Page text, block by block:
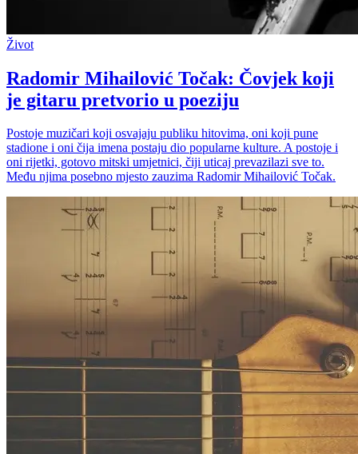
Život
Radomir Mihailović Točak: Čovjek koji
je gitaru pretvorio u poeziju
Postoje muzičari koji osvajaju publiku hitovima, oni koji pune
stadione i oni čija imena postaju dio popularne kulture. A postoje i
oni rijetki, gotovo mitski umjetnici, čiji uticaj prevazilazi sve to.
Među njima posebno mjesto zauzima Radomir Mihailović Točak.